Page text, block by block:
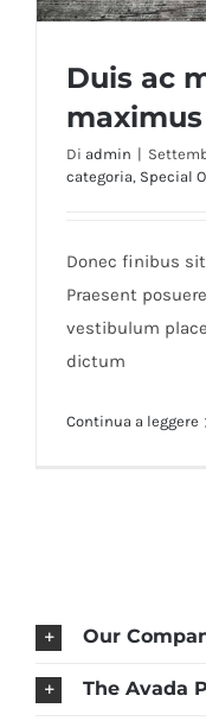
Duis ac
maximus
Di admin |
categoria, Special
Donec finibus
Praesent
vestibulum
dictum
Continua a leggere
Our
The Avada